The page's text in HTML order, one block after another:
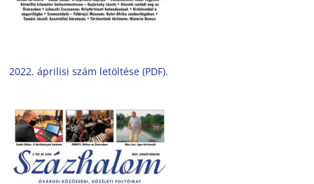
2022. áprilisi szám letöltése (PDF).